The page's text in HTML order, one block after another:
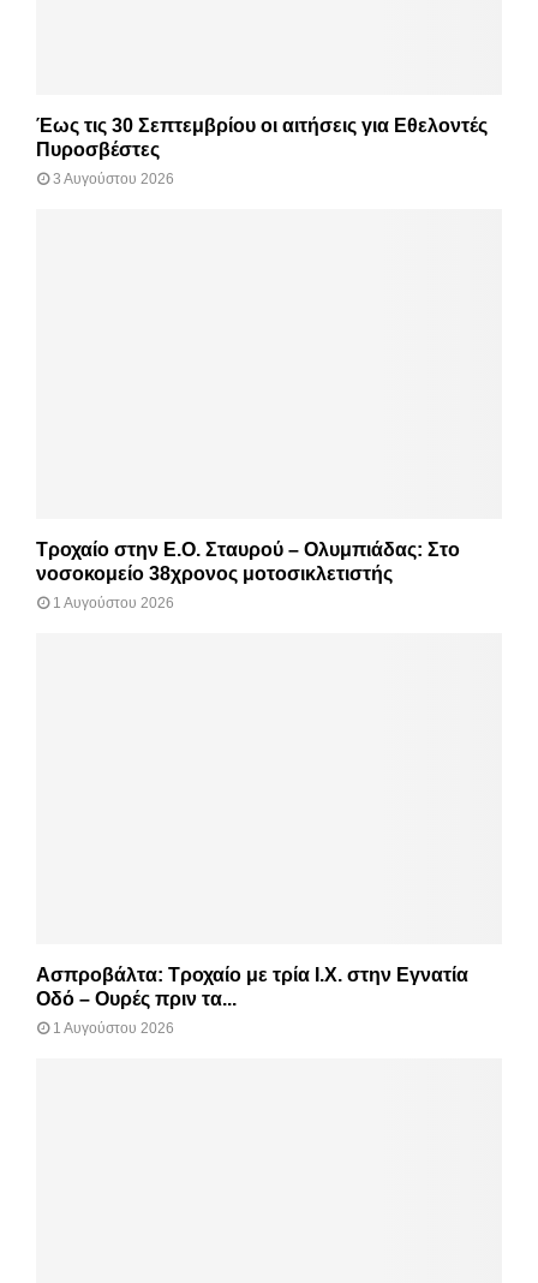
Έως τις 30 Σεπτεμβρίου οι αιτήσεις για Εθελοντές
Πυροσβέστες
3 Αυγούστου 2026
Τροχαίο στην Ε.Ο. Σταυρού – Ολυμπιάδας: Στο
νοσοκομείο 38χρονος μοτοσικλετιστής
1 Αυγούστου 2026
Ασπροβάλτα: Τροχαίο με τρία Ι.Χ. στην Εγνατία
Οδό – Ουρές πριν τα...
1 Αυγούστου 2026